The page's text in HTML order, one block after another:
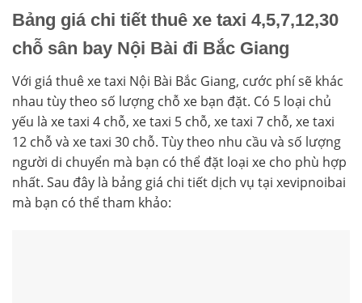
Bảng giá chi tiết thuê xe taxi 4,5,7,12,30
chỗ sân bay Nội Bài đi Bắc Giang
Với giá thuê xe taxi Nội Bài Bắc Giang, cước phí sẽ khác
nhau tùy theo số lượng chỗ xe bạn đặt. Có 5 loại chủ
yếu là xe taxi 4 chỗ, xe taxi 5 chỗ, xe taxi 7 chỗ, xe taxi
12 chỗ và xe taxi 30 chỗ. Tùy theo nhu cầu và số lượng
người di chuyển mà bạn có thể đặt loại xe cho phù hợp
nhất. Sau đây là bảng giá chi tiết dịch vụ tại xevipnoibai
mà bạn có thể tham khảo: